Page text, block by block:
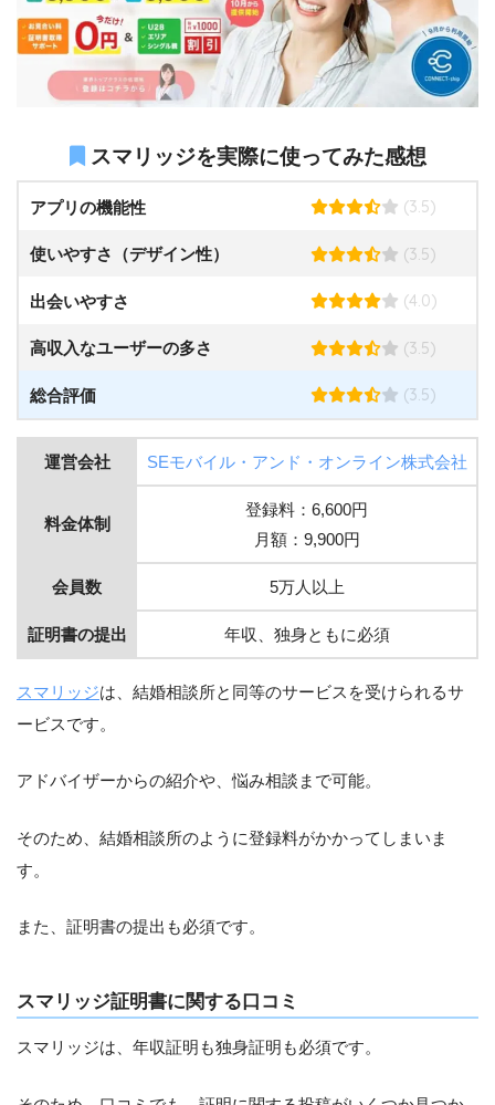
スマリッジを実際に使ってみた感想
アプリの機能性 (3.5)
使いやすさ（デザイン性） (3.5)
出会いやすさ (4.0)
高収入なユーザーの多さ (3.5)
総合評価 (3.5)
運営会社 SEモバイル・アンド・オンライン株式会社
料金体制
登録料：6,600円
月額：9,900円
会員数 5万人以上
証明書の提出 年収、独身ともに必須
スマリッジは、結婚相談所と同等のサービスを受けられるサ
ービスです。
アドバイザーからの紹介や、悩み相談まで可能。
そのため、結婚相談所のように登録料がかかってしまいま
す。
また、証明書の提出も必須です。
スマリッジ証明書に関する口コミ
スマリッジは、年収証明も独身証明も必須です。